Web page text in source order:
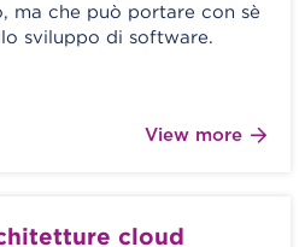
ma che può portare con sè
sviluppo di software.
View more
cloud